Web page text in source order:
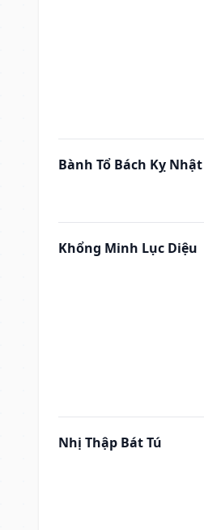
Bành Tổ Bách Kỵ Nhật
Khổng Minh Lục Diệu
Nhị Thập Bát Tú